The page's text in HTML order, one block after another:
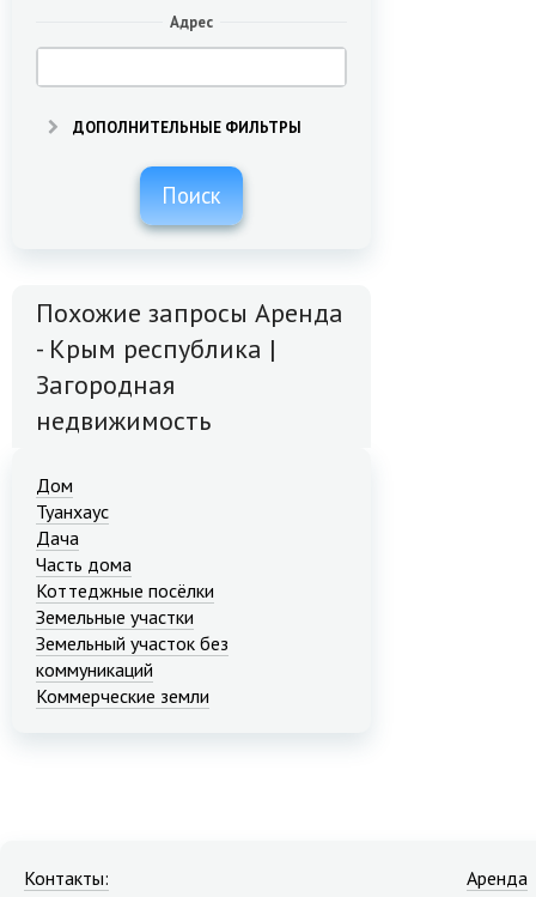
Адрес
ДОПОЛНИТЕЛЬНЫЕ ФИЛЬТРЫ
Поиск
Похожие запросы Аренда
- Крым республика |
Загородная
недвижимость
Дом
Туанхаус
Дача
Часть дома
Коттеджные посёлки
Земельные участки
Земельный участок без
коммуникаций
Коммерческие земли
Контакты:
Аренда